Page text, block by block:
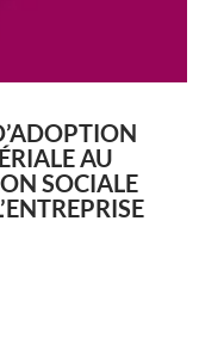
AU
SOCIALE